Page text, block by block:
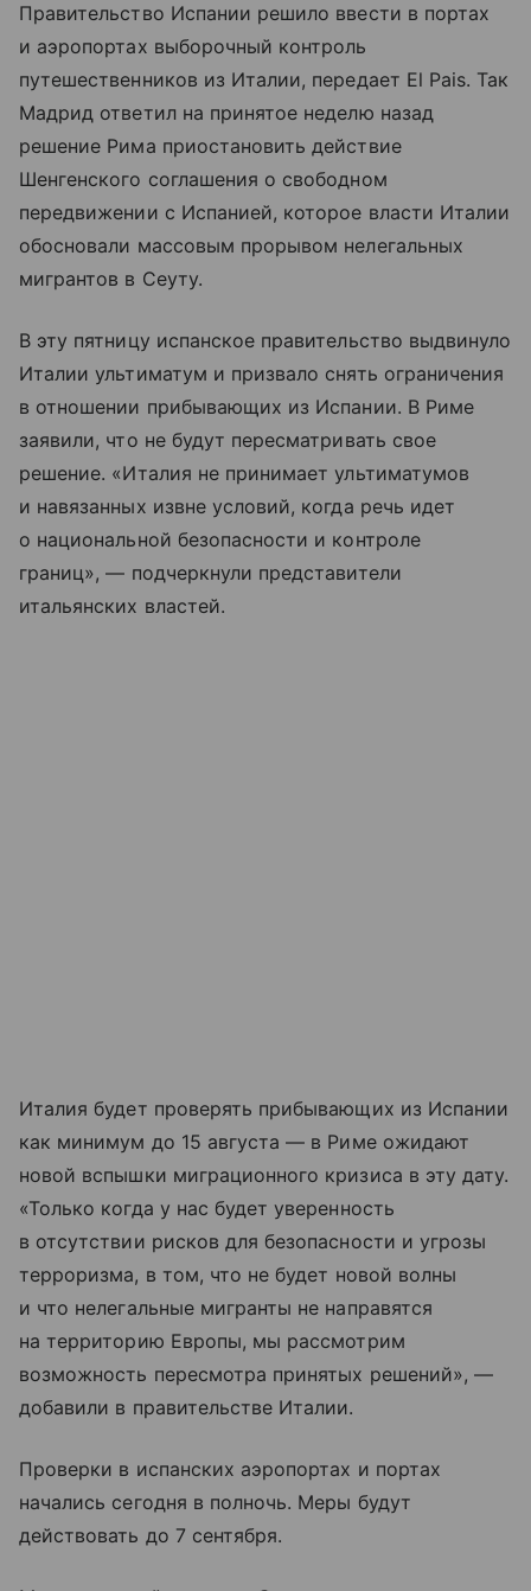
Правительство Испании решило ввести в портах
и аэропортах выборочный контроль
путешественников из Италии, передает El Pais. Так
Мадрид ответил на принятое неделю назад
решение Рима приостановить действие
Шенгенского соглашения о свободном
передвижении с Испанией, которое власти Италии
обосновали массовым прорывом нелегальных
мигрантов в Сеуту.
В эту пятницу испанское правительство выдвинуло
Италии ультиматум и призвало снять ограничения
в отношении прибывающих из Испании. В Риме
заявили, что не будут пересматривать свое
решение. «Италия не принимает ультиматумов
и навязанных извне условий, когда речь идет
о национальной безопасности и контроле
границ», — подчеркнули представители
итальянских властей.
Италия будет проверять прибывающих из Испании
как минимум до 15 августа — в Риме ожидают
новой вспышки миграционного кризиса в эту дату.
«Только когда у нас будет уверенность
в отсутствии рисков для безопасности и угрозы
терроризма, в том, что не будет новой волны
и что нелегальные мигранты не направятся
на территорию Европы, мы рассмотрим
возможность пересмотра принятых решений», —
добавили в правительстве Италии.
Проверки в испанских аэропортах и портах
начались сегодня в полночь. Меры будут
действовать до 7 сентября.